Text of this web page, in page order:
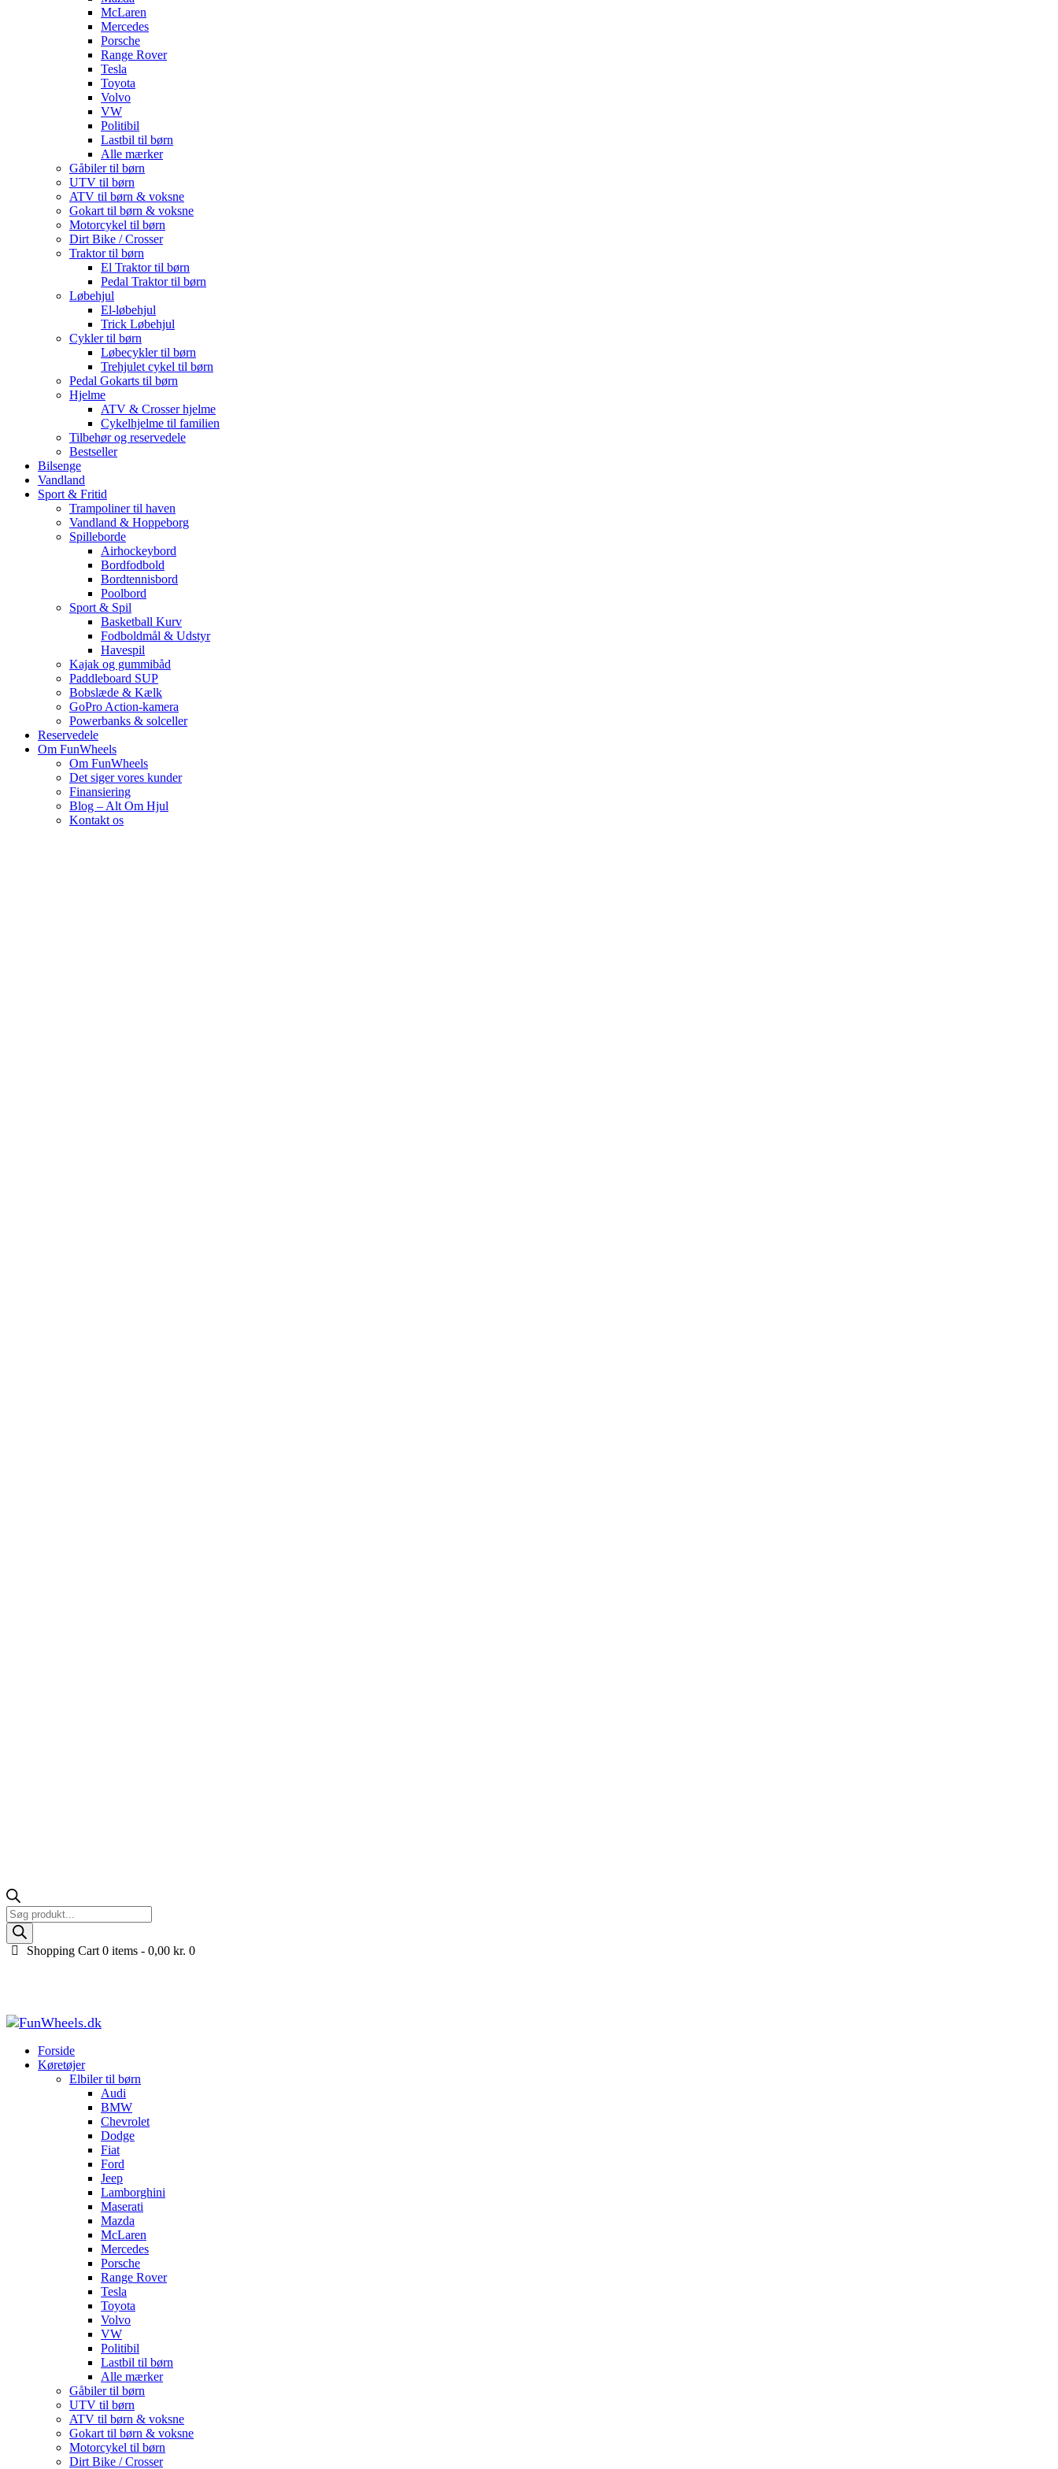
McLaren
Mercedes
Porsche
Range Rover
Tesla
Toyota
Volvo
VW
Politibil
Lastbil til børn
Alle mærker
Gåbiler til børn
UTV til børn
ATV til børn & voksne
Gokart til børn & voksne
Motorcykel til børn
Dirt Bike / Crosser
Traktor til børn
El Traktor til børn
Pedal Traktor til børn
Løbehjul
El-løbehjul
Trick Løbehjul
Cykler til børn
Løbecykler til børn
Trehjulet cykel til børn
Pedal Gokarts til børn
Hjelme
ATV & Crosser hjelme
Cykelhjelme til familien
Tilbehør og reservedele
Bestseller
Bilsenge
Vandland
Sport & Fritid
Trampoliner til haven
Vandland & Hoppeborg
Spilleborde
Airhockeybord
Bordfodbold
Bordtennisbord
Poolbord
Sport & Spil
Basketball Kurv
Fodboldmål & Udstyr
Havespil
Kajak og gummibåd
Paddleboard SUP
Bobslæde & Kælk
GoPro Action-kamera
Powerbanks & solceller
Reservedele
Om FunWheels
Om FunWheels
Det siger vores kunder
Finansiering
Blog – Alt Om Hjul
Kontakt os
Products
search
Shopping Cart 0 items -0,00kr. 0
Forside
Køretøjer
Elbiler til børn
Audi
BMW
Chevrolet
Dodge
Fiat
Ford
Jeep
Lamborghini
Maserati
Mazda
McLaren
Mercedes
Porsche
Range Rover
Tesla
Toyota
Volvo
VW
Politibil
Lastbil til børn
Alle mærker
Gåbiler til børn
UTV til børn
ATV til børn & voksne
Gokart til børn & voksne
Motorcykel til børn
Dirt Bike / Crosser